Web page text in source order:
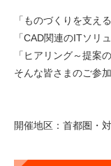
「ものづくりを支え
「CAD関連のITソリ
「ヒアリング～提案
そんな皆さまのご参
開催地区：首都圏・